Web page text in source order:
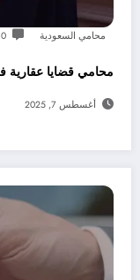
محامي السعودية 0
محامي قضايا عقارية
أغسطس 7, 2025